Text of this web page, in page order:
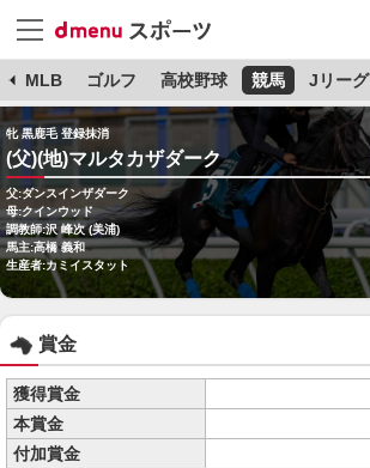
MLB ゴルフ 高校野球 競馬 Jリーグ
牝 黒鹿毛 登録抹消
(父)(地)マルタカザダーク
父:ダンスインザダーク
母:クインウッド
調教師:沢 峰次 (美浦)
馬主:高橋 義和
生産者:カミイスタット
賞金
獲得賞金
本賞金
付加賞金